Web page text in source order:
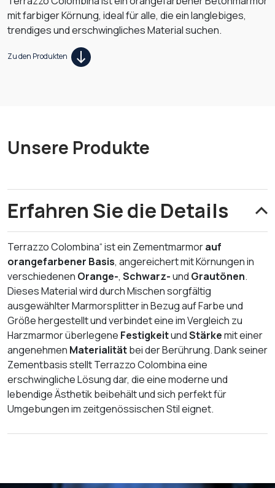
mit farbiger Körnung, ideal für alle, die ein langlebiges,
trendiges und erschwingliches Material suchen.
Zu den Produkten
Unsere Produkte
Erfahren Sie die Details
Terrazzo Colombina“ ist ein Zementmarmorauf
orangefarbener Basis, angereichert mit Körnungen in
verschiedenen Orange-, Schwarz-und Grautönen.
Dieses Material wird durch Mischen sorgfältig
ausgewählter Marmorsplitter in Bezug auf Farbe und
Größe hergestellt und verbindet eine im Vergleich zu
Harzmarmor überlegene FestigkeitundStärkemit einer
angenehmen Materialitätbei der Berührung. Dank seiner
Zementbasis stellt Terrazzo Colombina eine
erschwingliche Lösung dar, die eine moderne und
lebendige Ästhetik beibehält und sich perfekt für
Umgebungen im zeitgenössischen Stil eignet.